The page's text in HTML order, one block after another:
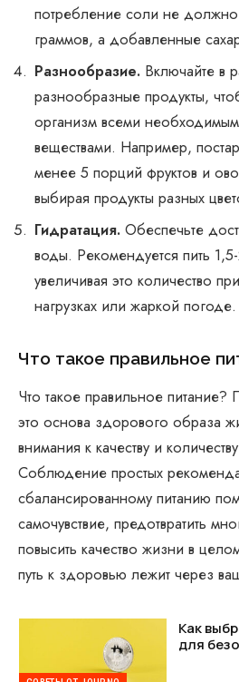
потребление соли не
граммов, а добавленные
Разнообразие. Включайте в
разнообразные продукты,
организм всеми
веществами. Например,
менее 5 порций фруктов и
выбирая продукты разных
Гидратация. Обеспечьте
воды. Рекомендуется пить
увеличивая это количество
нагрузках или жаркой погоде.
Что такое правильное
Что такое правильное
это основа здорового образа
внимания к качеству и
Соблюдение простых
сбалансированному питанию
самочувствие, предотвратить
повысить качество жизни в
путь к здоровью лежит через
Как
для